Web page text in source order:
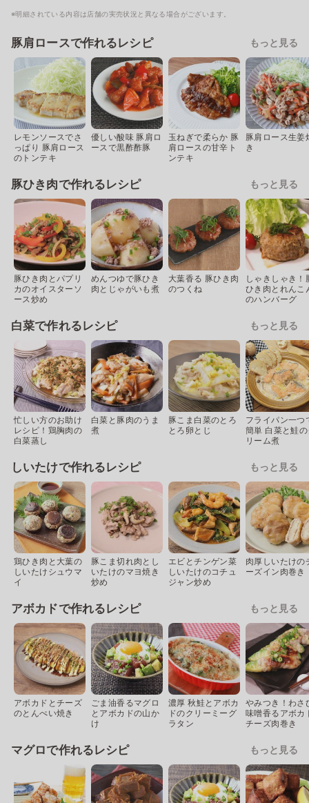
※明細されている内容は店舗の実売状況と異なる場合がございます。
豚肩ロースで作れるレシピ もっと見る
レモンソースでさ
っぱり 豚肩ロース
のトンテキ
優しい酸味 豚肩ロ
ースで黒酢酢豚
玉ねぎで柔らか 豚
肩ロースの甘辛ト
ンテキ
豚肩ロース生姜
き
豚ひき肉で作れるレシピ もっと見る
豚ひき肉とパプリ
カのオイスターソ
ース炒め
めんつゆで豚ひき
肉とじゃがいも煮
大葉香る 豚ひき肉
のつくね
しゃきしゃき！
ひき肉とれんこ
のハンバーグ
白菜で作れるレシピ もっと見る
忙しい方のお助け
レシピ！鶏胸肉の
白菜蒸し
白菜と豚肉のうま
煮
豚こま白菜のとろ
とろ卵とじ
フライパン一つ
簡単 白菜と鮭
リーム煮
しいたけで作れるレシピ もっと見る
鶏ひき肉と大葉の
しいたけシュウマ
イ
豚こま切れ肉とし
いたけのマヨ焼き
炒め
エビとチンゲン菜
しいたけのコチュ
ジャン炒め
肉厚しいたけの
ーズイン肉巻き
アボカドで作れるレシピ もっと見る
アボカドとチーズ
のとんぺい焼き
ごま油香るマグロ
とアボカドの山か
け
濃厚 秋鮭とアボカ
ドのクリーミーグ
ラタン
やみつき！わさ
味噌香るアボカ
チーズ肉巻き
マグロで作れるレシピ もっと見る